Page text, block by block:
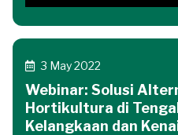
3 May 2022
Webinar: Solusi
Hortikultura di
Kelangkaan dan